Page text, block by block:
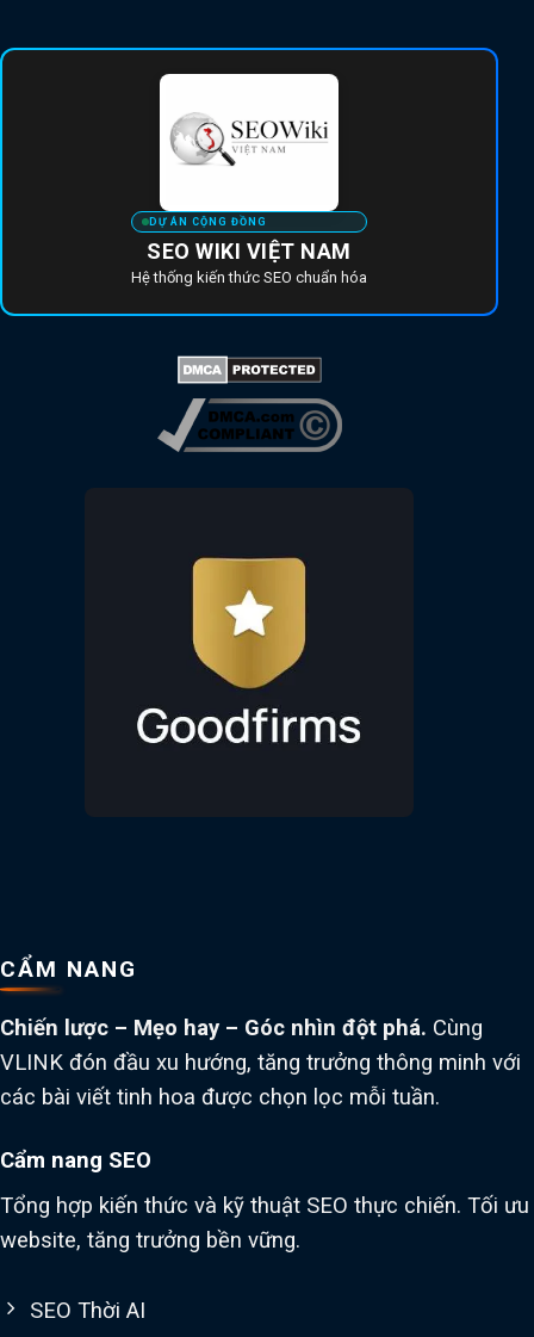
DỰ ÁN CỘNG ĐỒNG
SEO WIKI VIỆT NAM
Hệ thống kiến thức SEO chuẩn hóa
CẨM NANG
Chiến lược – Mẹo hay – Góc nhìn đột phá. Cùng
VLINK đón đầu xu hướng, tăng trưởng thông minh với
các bài viết tinh hoa được chọn lọc mỗi tuần.
Cẩm nang SEO
Tổng hợp kiến thức và kỹ thuật SEO thực chiến. Tối ưu
website, tăng trưởng bền vững.
SEO Thời AI